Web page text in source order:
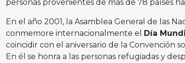
personas provenientes de más de 78 países
En el año 2001, la Asamblea General de las
conmemore internacionalmente el
Día
coincidir con el aniversario de la Convención
En él se honra a las personas refugiadas y